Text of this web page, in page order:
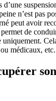
d’une
n’est pas
peut avoir
de
uniquement.
médicaux, etc.